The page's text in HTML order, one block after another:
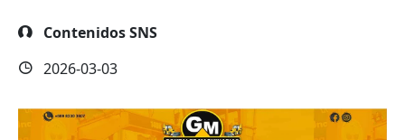
Contenidos SNS
2026-03-03